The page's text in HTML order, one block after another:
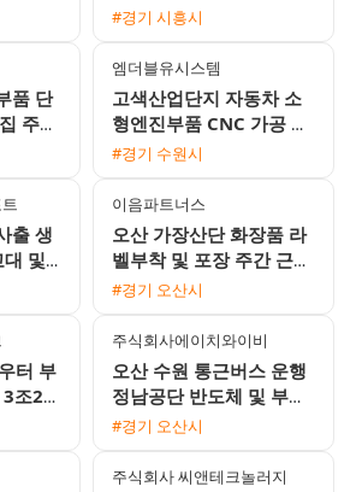
#경기 시흥시
품 단
주간
가능
엠더블유시스템
고색산업단지 자동차 소
형엔진부품 CNC 가공 남
성 생산직 채용 수원역 통
#경기 수원시
출 생
및
이음파트너스
오산 가장산단 화장품 라
벨부착 및 포장 주간 근무
자 모집 (상여금 50% 및
#경기 오산시
터 부
조2교
주식회사에이치와이비
오산 수원 통근버스 운행
정남공단 반도체 및 부품
생산 조립 창고관리 사원
#경기 오산시
주식회사 씨앤테크놀러지